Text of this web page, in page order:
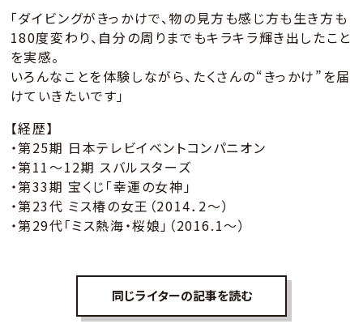
「ダイビングがきっかけで、物の見方も感じ方も生き方も
180度変わり、自分の周りまでもキラキラ輝き出したこと
を実感。
いろんなことを体験しながら、たくさんの“きっかけ”を届
けていきたいです」
【経歴】
・第25期 日本テレビイベントコンパニオン
・第11～12期 スバルスターズ
・第33期 宝くじ「幸運の女神」
・第23代 ミス椿の女王（2014．2～）
・第29代「ミス熱海・桜娘」（2016.1～）
同じライターの記事を読む